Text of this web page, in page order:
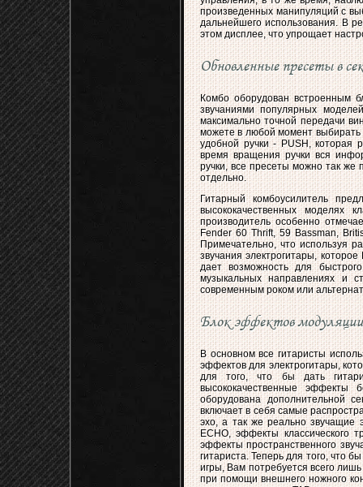
произведенных манипуляций с
дальнейшего использования. В
этом дисплее, что упрощает
Обновленные пресеты в
Комбо оборудован встроенным
звучаниями популярных
максимально точной передачи
можете в любой момент
удобной ручки - PUSH, которая
время вращения ручки вся
ручки, все пресеты можно так же
отдельно.
Гитарный комбоусилитель
высококачественных моделях
производитель особенно
Fender 60 Thrift, 59 Bassman,
Примечательно, что используя
звучания электрогитары,
дает возможность для
музыкальных направлениях и
современным роком или
Блок эффектов
В основном все гитаристы
эффектов для электрогитары,
для того, что бы дать
высококачественные эффекты
оборудована дополнительной
включает в себя самые
эхо, а так же реально
ECHO, эффекты
эффекты пространственного
гитариста. Теперь для того, что
игры, Вам потребуется всего
при помощи внешнего ножного